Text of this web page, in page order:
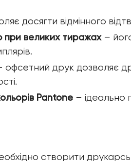
досягти відмінного
при великих тиражах– його
офсетний друк дозволяє
Pantone – ідеально
створити